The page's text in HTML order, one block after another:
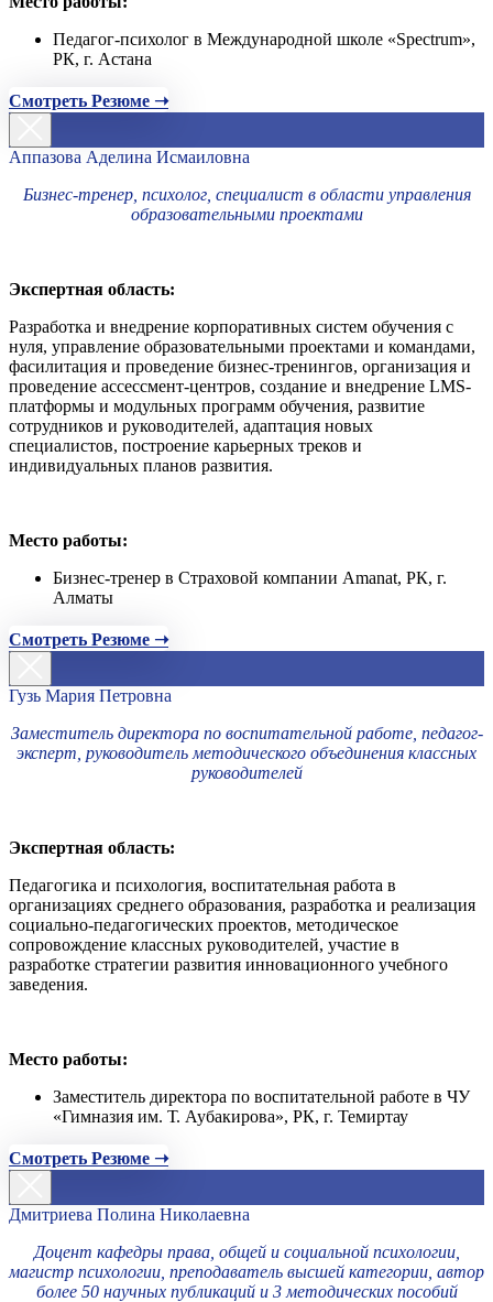
Педагог-психолог в Международной школе «Spectrum»,
РК, г. Астана
Смотреть Резюме ➝
Аппазова Аделина Исмаиловна
Бизнес-тренер, психолог, специалист в области управления
образовательными проектами
Экспертная область:
Разработка и внедрение корпоративных систем обучения с
нуля, управление образовательными проектами и командами,
фасилитация и проведение бизнес-тренингов, организация и
проведение ассессмент-центров, создание и внедрение LMS-
платформы и модульных программ обучения, развитие
сотрудников и руководителей, адаптация новых
специалистов, построение карьерных треков и
индивидуальных планов развития.
Место работы:
Бизнес-тренер в Страховой компании Amanat, РК, г.
Алматы
Смотреть Резюме ➝
Гузь Мария Петровна
Заместитель директора по воспитательной работе, педагог-
эксперт, руководитель методического объединения классных
руководителей
Экспертная область:
Педагогика и психология, воспитательная работа в
организациях среднего образования, разработка и реализация
социально-педагогических проектов, методическое
сопровождение классных руководителей, участие в
разработке стратегии развития инновационного учебного
заведения.
Место работы:
Заместитель директора по воспитательной работе в ЧУ
«Гимназия им. Т. Аубакирова», РК, г. Темиртау
Смотреть Резюме ➝
Дмитриева Полина Николаевна
Доцент кафедры права, общей и социальной психологии,
магистр психологии, преподаватель высшей категории, автор
более 50 научных публикаций и 3 методических пособий